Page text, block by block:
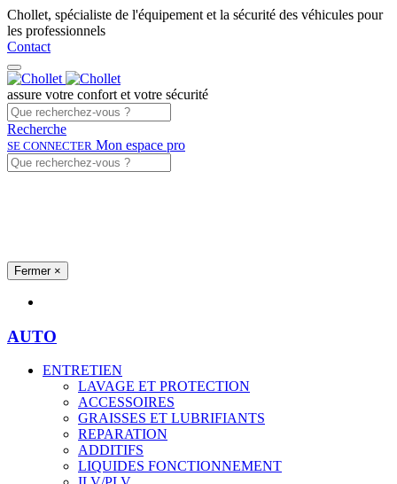
Chollet, spécialiste de l'équipement et la sécurité des véhicules pour
les professionnels
Contact
assure votre confort et votre sécurité
Recherche
SE CONNECTER Mon espace pro
Fermer ×
AUTO
ENTRETIEN
LAVAGE ET PROTECTION
ACCESSOIRES
GRAISSES ET LUBRIFIANTS
REPARATION
ADDITIFS
LIQUIDES FONCTIONNEMENT